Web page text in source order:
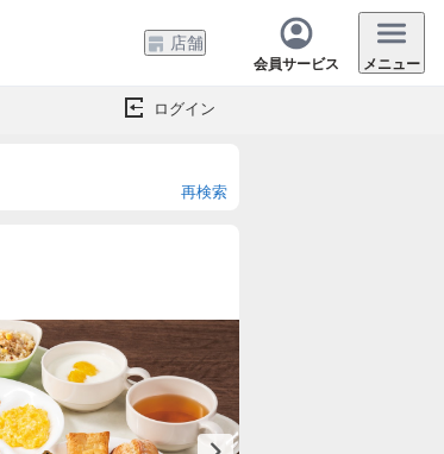
店舗
会員サービス メニュー
ログイン
再検索